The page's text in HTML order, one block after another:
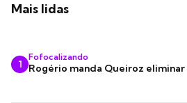
Mais lidas
1
Fofocalizando
Rogério manda Queiroz